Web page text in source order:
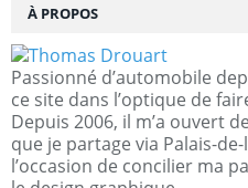
À PROPOS
Passionné d’automobile
ce site dans l’optique de
Depuis 2006, il m’a ouvert
que je partage via Palais-
l’occasion de concilier ma